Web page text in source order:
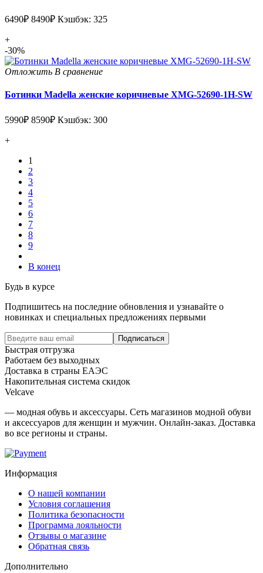
6490₽ 8490₽ Кэшбэк: 325
+
-30%
Отложить В сравнение
Ботинки Madella женские коричневые XMG-52690-1H-SW
5990₽ 8590₽ Кэшбэк: 300
+
1
2
3
4
5
6
7
8
9
В конец
Будь в курсе
Подпишитесь на последние обновления и узнавайте о
новинках и специальных предложениях первыми
Подписаться
Быстрая отгрузка
Работаем без выходных
Доставка в страны ЕАЭС
Накопительная система скидок
Velcave
— модная обувь и аксессуары. Сеть магазинов модной обуви
и аксессуаров для женщин и мужчин. Онлайн-заказ. Доставка
во все регионы и страны.
Информация
О нашей компании
Условия соглашения
Политика безопасности
Программа лояльности
Отзывы о магазине
Обратная связь
Дополнительно